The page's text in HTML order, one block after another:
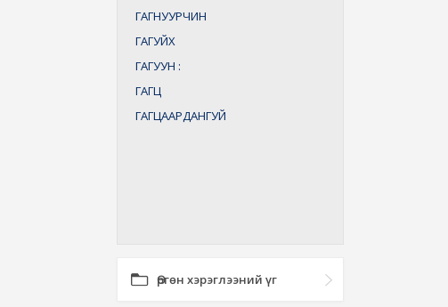
ГАГНУУРЧИН
ГАГУЙХ
ГАГУУН :
ГАГЦ
ГАГЦААРДАНГУЙ
Өргөн хэрэглээний үг